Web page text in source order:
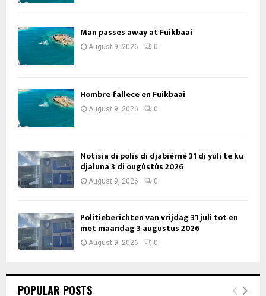
Man passes away at Fuikbaai
August 9, 2026 0
Hombre fallece en Fuikbaai
August 9, 2026 0
Notisia di polis di djabièrnè 31 di yüli te ku
djaluna 3 di ougùstùs 2026
August 9, 2026 0
Politieberichten van vrijdag 31 juli tot en
met maandag 3 augustus 2026
August 9, 2026 0
POPULAR POSTS